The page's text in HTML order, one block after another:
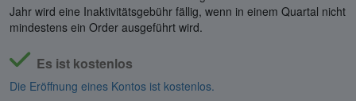
Jahr wird eine Inaktivitätsgebühr fällig, wenn in einem Quartal nicht
mindestens ein Order ausgeführt wird.
Es ist kostenlos
Die Eröffnung eines Kontos ist kostenlos.